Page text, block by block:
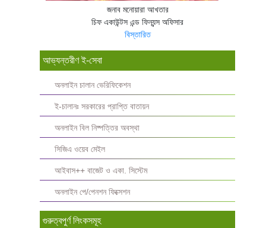
জনাব মনোয়ারা আখতার
চিফ একাউন্টস এন্ড ফিন্যন্স অফিসার
বিস্তারিত
আভ্যন্তরীণ ই-সেবা
অনলাইন চালান ভেরিফিকেশন
ই-চালানঃ সরকারের প্রাপ্তি বাতায়ন
অনলাইন বিল নিষ্পত্তির অবস্থা
সিজিএ ওয়েব মেইল
আইবাস++ বাজেট ও একা. সিস্টেম
অনলাইন পে/পেনশন ফিক্সেশন
গুরুত্বপুর্ণ লিংকসমূহ